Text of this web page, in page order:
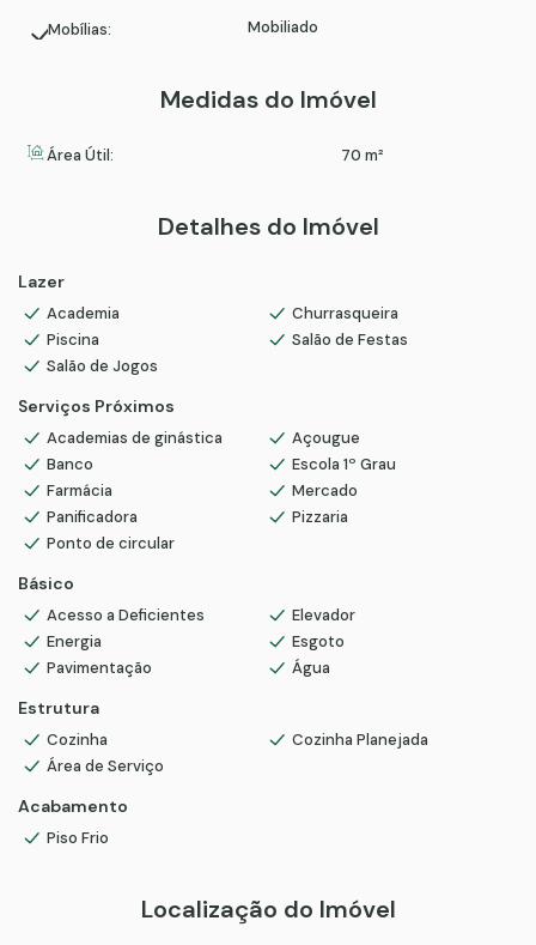
Mobílias: Mobiliado
Medidas do Imóvel
Área Útil: 70 m²
Detalhes do Imóvel
Lazer
Academia
Churrasqueira
Piscina
Salão de Festas
Salão de Jogos
Serviços Próximos
Academias de ginástica
Açougue
Banco
Escola 1º Grau
Farmácia
Mercado
Panificadora
Pizzaria
Ponto de circular
Básico
Acesso a Deficientes
Elevador
Energia
Esgoto
Pavimentação
Água
Estrutura
Cozinha
Cozinha Planejada
Área de Serviço
Acabamento
Piso Frio
Localização do Imóvel